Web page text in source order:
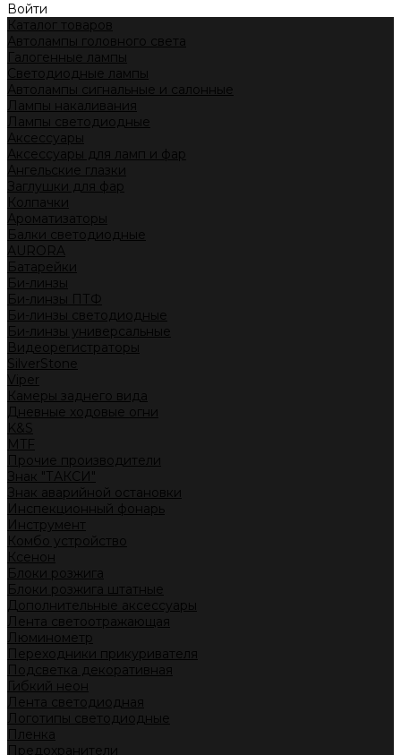
Войти
Каталог товаров
Автолампы головного света
Галогенные лампы
Светодиодные лампы
Автолампы сигнальные и салонные
Лампы накаливания
Лампы светодиодные
Аксессуары
Аксессуары для ламп и фар
Ангельские глазки
Заглушки для фар
Колпачки
Ароматизаторы
Балки светодиодные
AURORA
Батарейки
Би-линзы
Би-линзы ПТФ
Би-линзы светодиодные
Би-линзы универсальные
Видеорегистраторы
SilverStone
Viper
Камеры заднего вида
Дневные ходовые огни
K&S
MTF
Прочие производители
Знак "ТАКСИ"
Знак аварийной остановки
Инспекционный фонарь
Инструмент
Комбо устройство
Ксенон
Блоки розжига
Блоки розжига штатные
Дополнительные аксессуары
Лента светоотражающая
Люминометр
Переходники прикуривателя
Подсветка декоративная
Гибкий неон
Лента светодиодная
Логотипы светодиодные
Пленка
Предохранители